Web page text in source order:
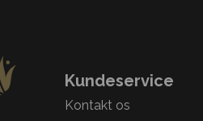
Kundeservice
Kontakt os